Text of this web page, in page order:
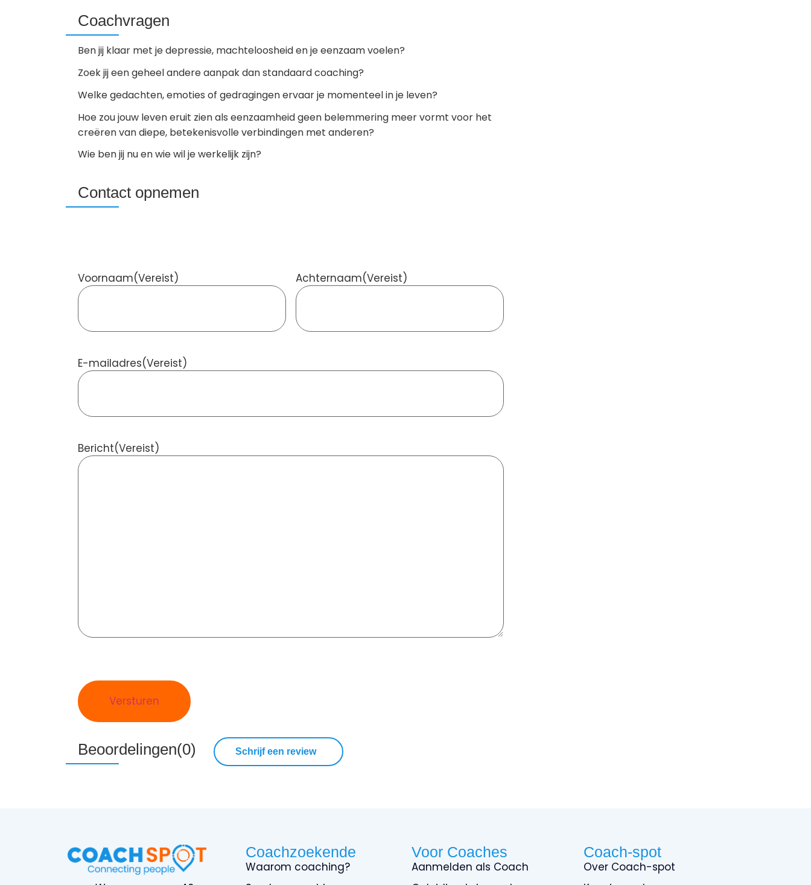
Coachvragen
Ben jij klaar met je depressie, machteloosheid en je eenzaam voelen?
Zoek jij een geheel andere aanpak dan standaard coaching?
Welke gedachten, emoties of gedragingen ervaar je momenteel in je leven?
Hoe zou jouw leven eruit zien als eenzaamheid geen belemmering meer vormt voor het
creëren van diepe, betekenisvolle verbindingen met anderen?
Wie ben jij nu en wie wil je werkelijk zijn?
Contact opnemen
Voornaam(Vereist) Achternaam(Vereist)
E-mailadres(Vereist)
Bericht(Vereist)
Beoordelingen(0) Schrijf een review
Coachzoekende
Waarom coaching?
Voor Coaches
Aanmelden als Coach
Coach-spot
Over Coach-spot